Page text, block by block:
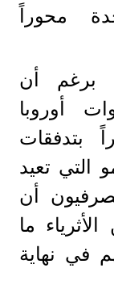
محوراً
برغم أن
أوروبا
بتدفقات
التي تعيد
أن
ما
في نهاية